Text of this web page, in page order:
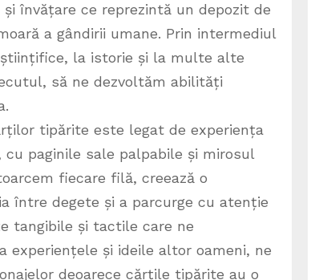
învățare ce reprezintă un depozit de
a gândirii umane. Prin intermediul
la istorie și la multe alte
să ne dezvoltăm abilități
tipărite este legat de experiența
paginile sale palpabile și mirosul
fiecare filă, creează o
între degete și a parcurge cu atenție
tangibile și tactile care ne
și ideile altor oameni, ne
deoarece cărțile tipărite au o